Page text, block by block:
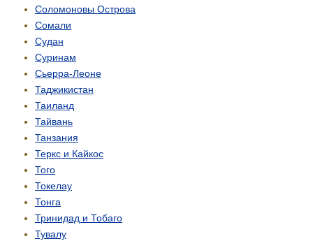
Соломоновы Острова
Сомали
Судан
Суринам
Сьерра-Леоне
Таджикистан
Таиланд
Тайвань
Танзания
Теркс и Кайкос
Того
Токелау
Тонга
Тринидад и Тобаго
Тувалу